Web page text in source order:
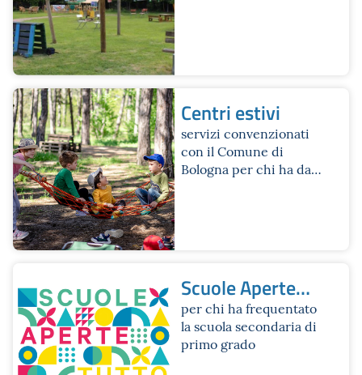
Centri estivi
servizi convenzionati
con il Comune di
Bologna per chi ha da 3
Scuole Aperte
tutto l'anno.
Opuscolo Estate
2026
per chi ha frequentato
la scuola secondaria di
primo grado